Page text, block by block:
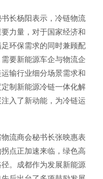
长杨阳表示，冷链物流
力量，对于国家经济和
环保需求的同时兼顾配
要新能源车企与物流企
输行业细分场景需求和
制新能源冷链一体化解
入了新动能，为冷链运
流商会秘书长张映惠表
点正加速来临，绿色高
。成都作为发展新能源